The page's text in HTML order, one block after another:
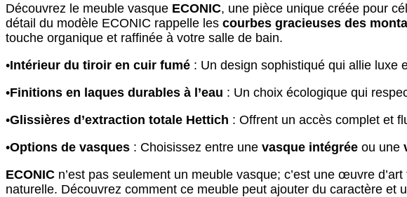
Découvrez le meuble vasque ECONIC, une pièce unique créée pour
détail du modèle ECONIC rappelle les courbes gracieuses des
touche organique et raffinée à votre salle de bain.
•Intérieur du tiroir en cuir fumé : Un design sophistiqué qui allie luxe
•Finitions en laques durables à l’eau : Un choix écologique qui
•Glissières d’extraction totale Hettich : Offrent un accès complet et
•Options de vasques : Choisissez entre une vasque intégrée ou une
ECONIC n’est pas seulement un meuble vasque; c’est une œuvre
naturelle. Découvrez comment ce meuble peut ajouter du caractère